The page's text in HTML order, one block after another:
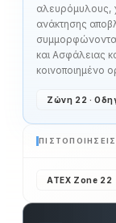
αλευρόμυλους,
ανάκτησης
και Ασφάλειας
κοινοποιημένο
Ζώνη 22 ·
ΠΙΣΤΟΠΟΙΉΣΕΙΣ
ATEX Zone 22